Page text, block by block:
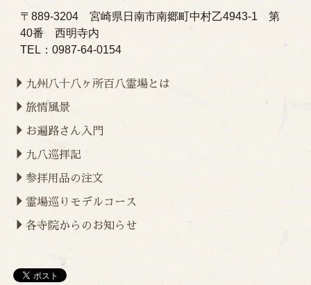
〒889-3204 宮崎県日南市南郷町中村乙4943-1 第
40番 西明寺内
TEL：0987-64-0154
九州八十八ヶ所百八霊場とは
旅情風景
お遍路さん入門
九八巡拝記
参拝用品の注文
霊場巡りモデルコース
各寺院からのお知らせ